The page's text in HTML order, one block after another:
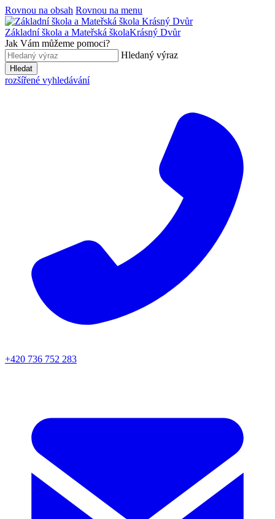
Rovnou na obsah Rovnou na menu
Základní škola a Mateřská školaKrásný Dvůr
Jak Vám můžeme pomoci?
Hledaný výraz
Hledat
rozšířené vyhledávání
+420 736 752 283